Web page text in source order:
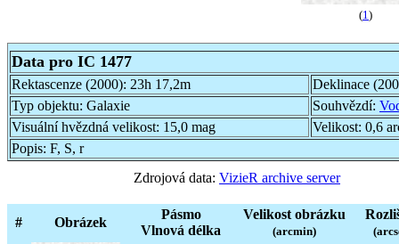
(1 )
Data pro IC 1477
Rektascenze (2000): 23h 17,2m
Deklinace
Typ objektu: Galaxie Souhvězdí:
Visuální hvězdná velikost: 15,0 mag Velikost: 0,6
Popis: F, S, r
Zdrojová data: VizieR archive server
# Obrázek
Pásmo
Vlnová délka
Velikost obrázku
(arcmin)